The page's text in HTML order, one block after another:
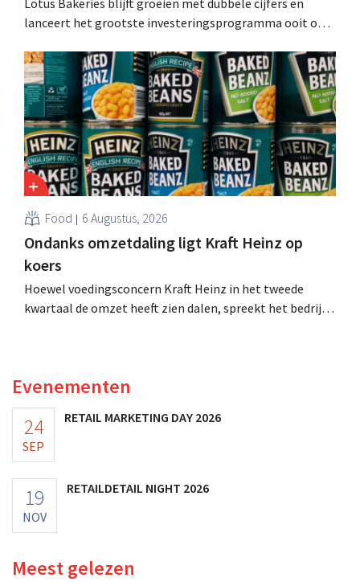
Lotus Bakeries blijft groeien met dubbele cijfers en
lanceert het grootste investeringsprogramma ooit om
moeten dit momentum grijpen”.
Food 6 Augustus, 2026
Ondanks omzetdaling ligt Kraft Heinz op
koers
Hoewel voedingsconcern Kraft Heinz in het tweede
kwartaal de omzet heeft zien dalen, spreekt het bedrijf
Evenementen
24
SEP
RETAIL MARKETING DAY 2026
19
NOV
RETAILDETAIL NIGHT 2026
Meest gelezen